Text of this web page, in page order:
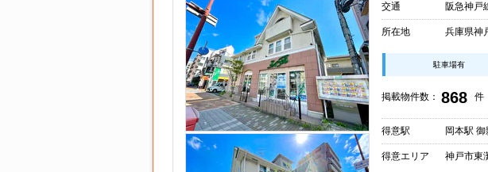
交通 阪急神戸
所在地 兵庫県神
駐車場有
掲載物件数： 868 件
得意駅 岡本駅
得意エリア 神戸市東